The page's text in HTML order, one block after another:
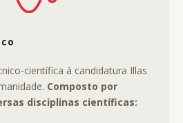
científica á candidatura Illas
Composto por
disciplinas científicas: